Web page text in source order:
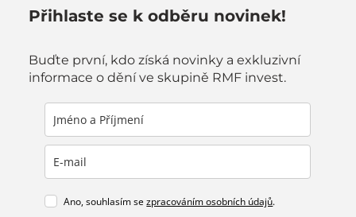
Přihlaste se k odběru novinek!
Buďte první, kdo získá novinky a exkluzivní
informace o dění ve skupině RMF invest.
Ano, souhlasím sezpracováním osobních údajů.